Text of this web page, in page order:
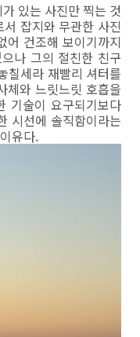
있는 사진만 찍는 것
잡지와 무관한 사진
어 건조해 보이기까지
나 그의 절친한 친구
칠세라 재빨리 셔터를
체와 느릿느릿 호흡을
기술이 요구되기보다
시선에 솔직함이라는
유다.